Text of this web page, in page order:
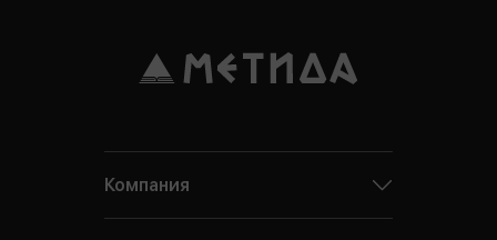
Компания